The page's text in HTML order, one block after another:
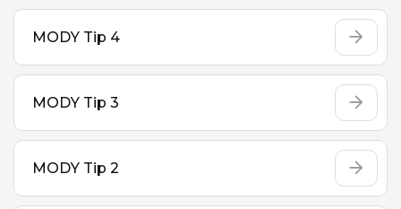
MODY Tip 4
MODY Tip 3
MODY Tip 2